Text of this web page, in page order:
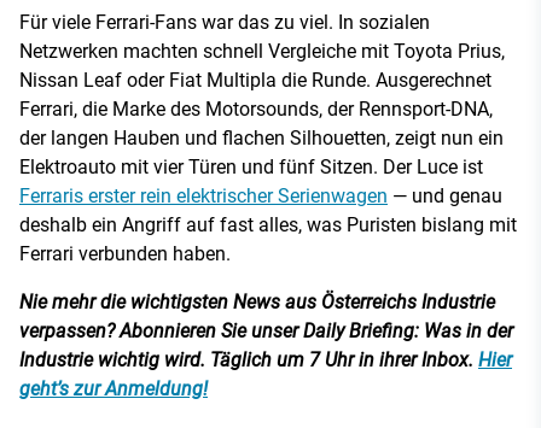
Für viele Ferrari-Fans war das zu viel. In sozialen
Netzwerken machten schnell Vergleiche mit Toyota Prius,
Nissan Leaf oder Fiat Multipla die Runde. Ausgerechnet
Ferrari, die Marke des Motorsounds, der Rennsport-DNA,
der langen Hauben und flachen Silhouetten, zeigt nun ein
Elektroauto mit vier Türen und fünf Sitzen. Der Luce ist
Ferraris erster rein elektrischer Serienwagen — und genau
deshalb ein Angriff auf fast alles, was Puristen bislang mit
Ferrari verbunden haben.
Nie mehr die wichtigsten News aus Österreichs Industrie
verpassen? Abonnieren Sie unser Daily Briefing: Was in der
Industrie wichtig wird. Täglich um 7 Uhr in ihrer Inbox. Hier
geht’s zur Anmeldung!